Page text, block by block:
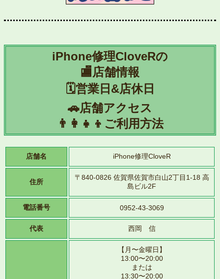
iPhone修理CloveRの
🏬店舗情報
🗓️営業日&店休日
🚗店舗アクセス
👨‍👩‍👧‍👦ご利用方法
店舗名 iPhone修理CloveR
住所
〒840-0826 佐賀県佐賀市白山2丁目1-18 高
島ビル2F
電話番号 0952-43-3069
代表 西岡 信
【月〜金曜日】
13:00〜20:00
または
13:30〜20:00